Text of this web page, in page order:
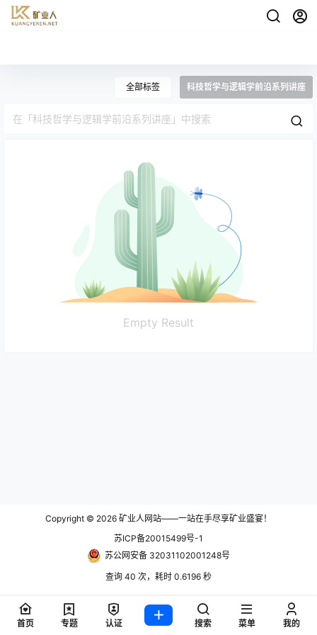
全部标签 科技哲学与逻辑学前沿系列讲座
Empty Result
Copyright © 2026 矿业人网站——一站在手尽享矿业盛宴！
苏ICP备20015499号-1
苏公网安备 32031102001248号
查询 40 次，耗时 0.6196 秒
首页 专题 认证 搜索 菜单 我的